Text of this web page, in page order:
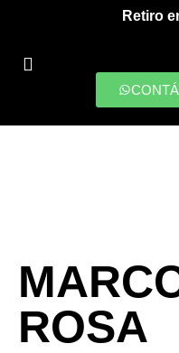
Retiro
ROSA